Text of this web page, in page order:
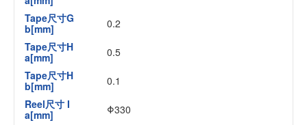
Tape尺寸G
b[mm]
0.2
Tape尺寸H
a[mm]
0.5
Tape尺寸H
b[mm]
0.1
Reel尺寸 I
a[mm]
Φ330